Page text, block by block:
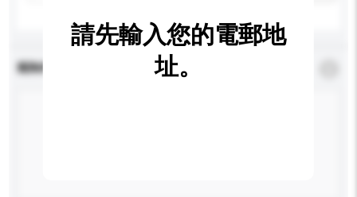
查詢內容
請先輸入您的電郵地
址。